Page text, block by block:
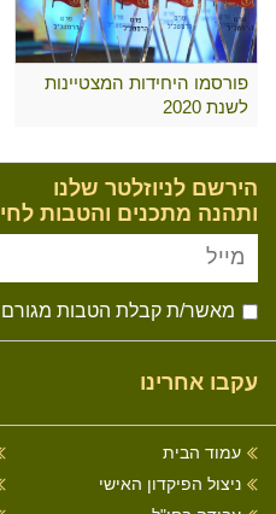
פורסמו היחידות המצטיינות
לשנת 2020
הירשם לניוזלטר שלנו
ותהנה מתכנים והטבות
מאשר/ת קבלת הטבות מגורם
עקבו אחרינו
עמוד הבית
ניצול הפיקדון האישי